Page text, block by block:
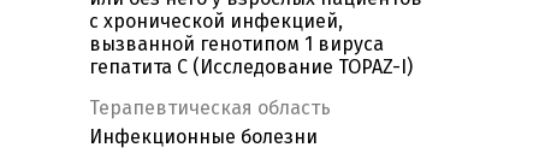
с хронической инфекцией,
вызванной генотипом 1 вируса
гепатита С (Исследование TOPAZ-I)
Терапевтическая область
Инфекционные болезни